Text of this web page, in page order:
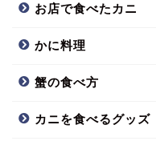
お店で食べたカニ
かに料理
蟹の食べ方
カニを食べるグッズ